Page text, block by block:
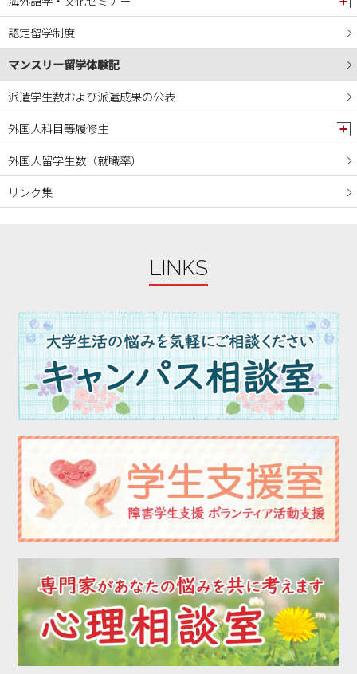
2024年05月
2024年04月
2024年03月
2024年02月
2024年01月
2023年12月
2023年11月
2023年10月
2023年05月
2023年04月
2023年03月
2023年02月
2023年01月
2022年12月
2022年11月
2022年10月
2022年09月
2022年08月
2022年06月
2022年05月
2022年04月
2022年03月
認定留学制度
マンスリー留学体験記
派遣学生数および派遣成果の公表
外国人科目等履修生
外国人留学生数（就職率）
リンク集
LINKS